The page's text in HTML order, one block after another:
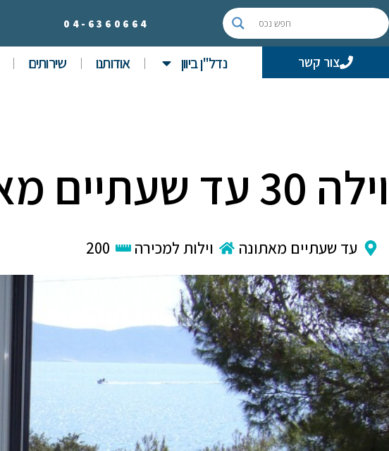
04- 6360664
צור קשר נדל"ן ביוון אודותנו שירותים
וילה 30 עד שעתיים מאתונה
עד שעתיים מאתונה וילות למכירה 200